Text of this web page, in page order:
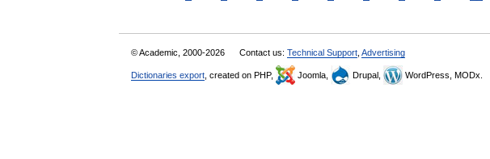
© Academic, 2000-2026 Contact us: Technical Support Advertising
Dictionaries export , created on PHP, Joomla, Drupal, WordPress, MODx.